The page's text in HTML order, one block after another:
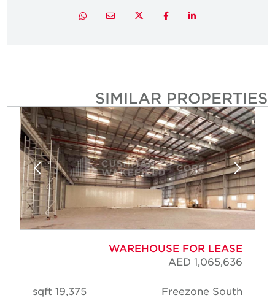
LinkedIn
Facebook
Twitter
Email
Whatsapp
SIMILAR PROPERTIES
WAREHOUSE FOR LEASE
AED 1,065,636
Freezone South
19,375 sqft